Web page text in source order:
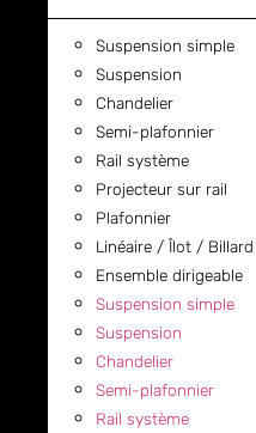
Suspension simple
Suspension
Chandelier
Semi-plafonnier
Rail système
Projecteur sur rail
Plafonnier
Linéaire / Îlot / Billard
Ensemble dirigeable
Suspension simple
Suspension
Chandelier
Semi-plafonnier
Rail système